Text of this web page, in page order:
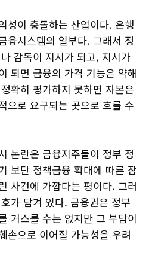
성이 충돌하는 산업이다. 은행
융시스템의 일부다. 그래서 정
감독이 지시가 되고, 지시가
되면 금융의 가격 기능은 약해
확히 평가하지 못하면 자본은
으로 요구되는 곳으로 흐를 수
논란은 금융지주들이 정부 정
보단 정책금융 확대에 따른 잠
사건에 가깝다는 평이다. 그러
가 담겨 있다. 금융권은 정부
거스를 수는 없지만 그 부담이
손으로 이어질 가능성을 우려